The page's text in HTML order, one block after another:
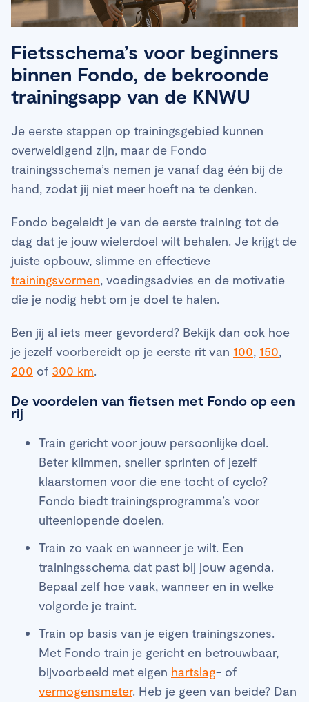
Fietsschema’s voor beginners
binnen Fondo, de bekroonde
trainingsapp van de KNWU
Je eerste stappen op trainingsgebied kunnen
overweldigend zijn, maar de Fondo
trainingsschema’s nemen je vanaf dag één bij de
hand, zodat jij niet meer hoeft na te denken.
Fondo begeleidt je van de eerste training tot de
dag dat je jouw wielerdoel wilt behalen. Je krijgt de
juiste opbouw, slimme en effectieve
trainingsvormen, voedingsadvies en de motivatie
die je nodig hebt om je doel te halen.
Ben jij al iets meer gevorderd? Bekijk dan ook hoe
je jezelf voorbereidt op je eerste rit van 100, 150,
200 of 300 km.
De voordelen van fietsen met Fondo op een
rij
Train gericht voor jouw persoonlijke doel.
Beter klimmen, sneller sprinten of jezelf
klaarstomen voor die ene tocht of cyclo?
Fondo biedt trainingsprogramma’s voor
uiteenlopende doelen.
Train zo vaak en wanneer je wilt. Een
trainingsschema dat past bij jouw agenda.
Bepaal zelf hoe vaak, wanneer en in welke
volgorde je traint.
Train op basis van je eigen trainingszones.
Met Fondo train je gericht en betrouwbaar,
bijvoorbeeld met eigen hartslag- of
vermogensmeter. Heb je geen van beide? Dan